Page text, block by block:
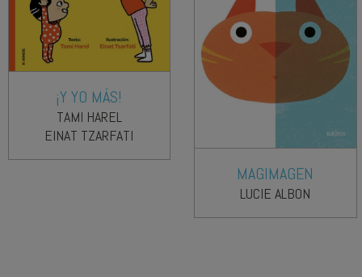
¡Y YO MÁS!
TAMI HAREL
EINAT TZARFATI
MAGIMAGEN
LUCIE ALBON